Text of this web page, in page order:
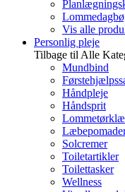
Vis alle
Personlig pleje
Tilbage til Alle
Mundbind
Håndpleje
Håndsprit
Solcremer
Toiletartikler
Toilettasker
Wellness